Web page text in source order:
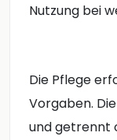
Nutzung bei
Die Pflege
Vorgaben.
und getrennt